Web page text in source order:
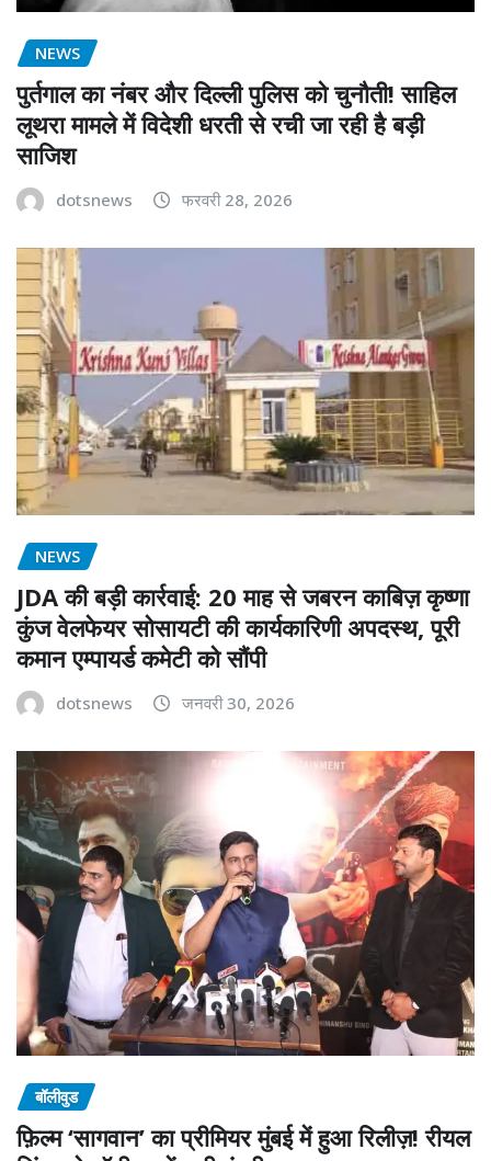
NEWS
पुर्तगाल का नंबर और दिल्ली पुलिस को चुनौती! साहिल
लूथरा मामले में विदेशी धरती से रची जा रही है बड़ी
साजिश
dotsnews फरवरी 28, 2026
NEWS
JDA की बड़ी कार्रवाई: 20 माह से जबरन काबिज़ कृष्णा
कुंज वेलफेयर सोसायटी की कार्यकारिणी अपदस्थ, पूरी
कमान एम्पायर्ड कमेटी को सौंपी
dotsnews जनवरी 30, 2026
बॉलीवुड
फ़िल्म ‘सागवान’ का प्रीमियर मुंबई में हुआ रिलीज़! रीयल